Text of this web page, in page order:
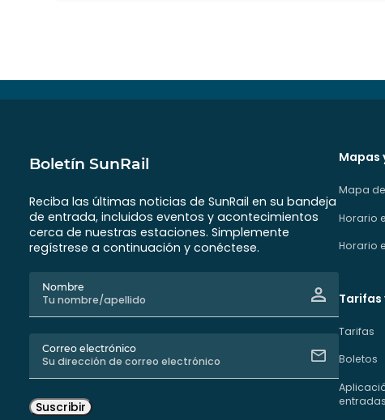
Boletín SunRail
Reciba las últimas noticias de SunRail en su bandeja
de entrada, incluidos eventos y acontecimientos
cerca de nuestras estaciones. Simplemente
regístrese a continuación y conéctese.
Nombre
Correo electrónico
Suscribir
Mapas
Mapa
Horario
Horario
Tarifas
Tarifas
Boletos
entradas